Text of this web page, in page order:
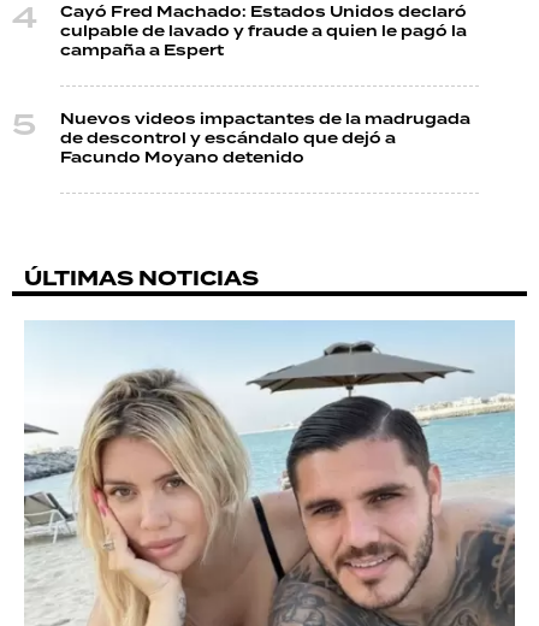
Cayó Fred Machado: Estados Unidos declaró
culpable de lavado y fraude a quien le pagó la
campaña a Espert
Nuevos videos impactantes de la madrugada
de descontrol y escándalo que dejó a
Facundo Moyano detenido
ÚLTIMAS NOTICIAS